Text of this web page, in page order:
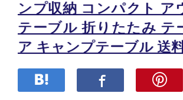
ンプ収納 コンパクト
テーブル 折りたたみ テ
ア キャンプテーブル 送